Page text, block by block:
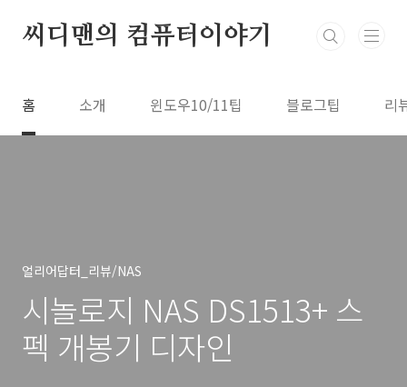
씨디맨의 컴퓨터이야기
홈 소개 윈도우10/11팁 블로그팁 리
얼리어답터_리뷰/NAS
시놀로지 NAS DS1513+ 스
펙 개봉기 디자인